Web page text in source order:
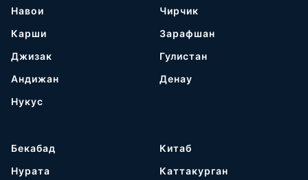
Навои
Карши
Джизак
Андижан
Нукус
Чирчик
Зарафшан
Гулистан
Денау
Бекабад
Нурата
Китаб
Каттакурган